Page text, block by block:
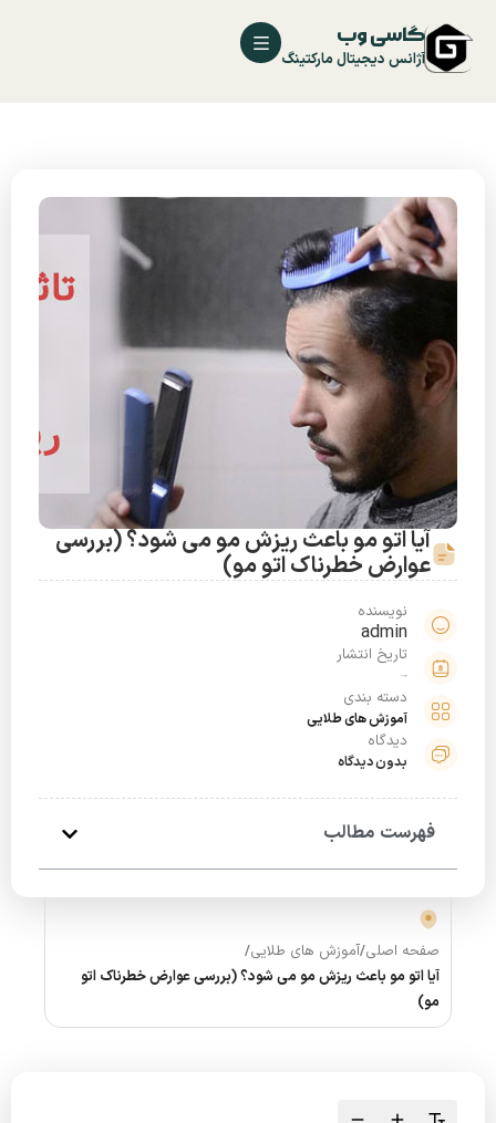
گاسی وب
آژانس دیجیتال مارکتینگ
آیا اتو مو باعث ریزش مو می شود؟ (بررسی
عوارض خطرناک اتو مو)
نویسنده
admin
تاریخ انتشار
دسته بندی
آموزش های طلایی
دیدگاه
بدون دیدگاه
فهرست مطالب
صفحه اصلی/آموزش های طلایی/
آیا اتو مو باعث ریزش مو می شود؟ (بررسی عوارض خطرناک اتو
مو)